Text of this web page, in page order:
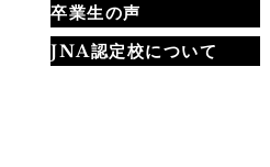
卒業生の声
JNA認定校について